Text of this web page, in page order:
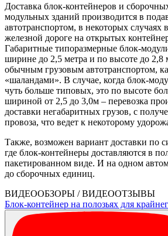
Доставка блок-контейнеров и
модульных зданий производится в
автотранспортом, в некоторых случаях
железной дороге на открытых
Габаритные типоразмерные блок-
ширине до 2,5 метра и по высоте до 2,8
обычным грузовым автотранспортом,
«шаландами». В случае, когда блок-
чуть больше типовых, это по высоте
шириной от 2,5 до 3,0м – перевозка
доставки негабаритных грузов, с
провоза, что ведет к некоторому
Также, возможен вариант доставки по
где блок-контейнеры доставляются в
пакетированном виде. И на одном
до сборочных единиц.
ВИДЕООБЗОРЫ / ВИДЕООТЗЫВЫ
Блок-контейнер на полозьях для